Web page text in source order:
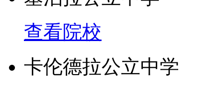
3. Winner 2004, 2005
4. State Winner &ndah;
查看院校
卡伦德拉公立中学